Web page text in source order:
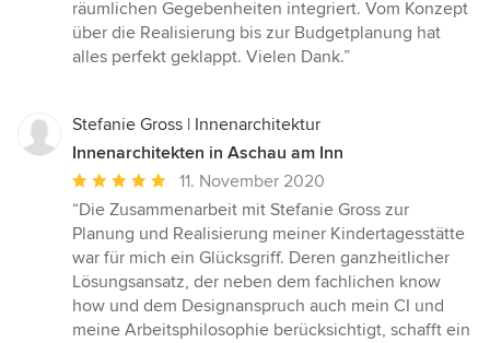
räumlichen Gegebenheiten integriert. Vom Konzept
über die Realisierung bis zur Budgetplanung hat
alles perfekt geklappt. Vielen Dank.”
Stefanie Gross | Innenarchitektur
Innenarchitekten in Aschau am Inn
Durchschnittliche
Bewertung:
5
von
5
Sternen
11. November 2020
“Die Zusammenarbeit mit Stefanie Gross zur
Planung und Realisierung meiner Kindertagesstätte
war für mich ein Glücksgriff. Deren ganzheitlicher
Lösungsansatz, der neben dem fachlichen know
how und dem Designanspruch auch mein CI und
meine Arbeitsphilosophie berücksichtigt, schafft ein